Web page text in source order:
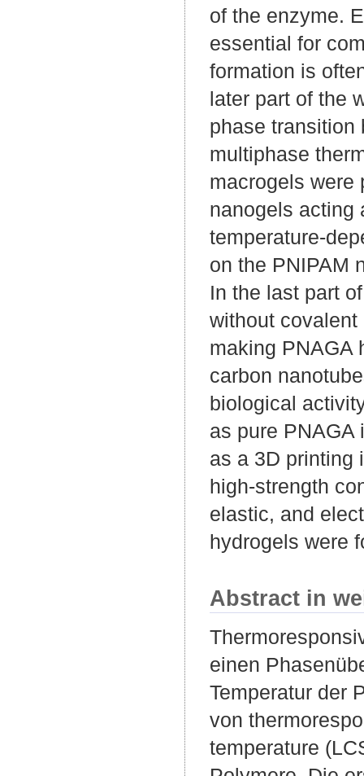
of the enzyme.
essential for
formation is
later part of the
phase transition
multiphase
macrogels were
nanogels acting
temperature-
on the PNIPAM
In the last part
without
making PNAGA
carbon
biological
as pure
as a 3D printing
high-strength
elastic, and
hydrogels were
Abstract in
einen
Temperatur der
von
temperature